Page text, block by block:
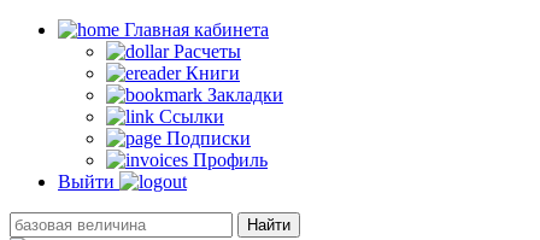
Главная кабинетa
Расчеты
Книги
Закладки
Ссылки
Подписки
Профиль
Выйти
Найти